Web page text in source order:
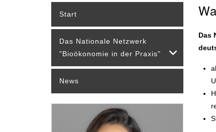
Das
Start
Das Nationale Netzwerk
"Bioökonomie in der Praxis"
News